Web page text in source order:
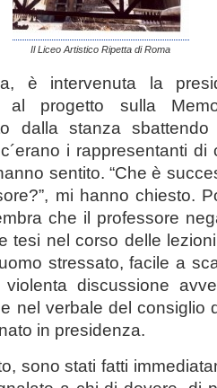
Il Liceo Artistico Ripetta di Roma
è intervenuta la
al progetto sulla
dalla stanza
i rappresentanti
sentito. “Che è
mi hanno chiesto.
che il professore
tesi nel corso delle
stressato, facile a
discussione
nel verbale del consiglio
in presidenza.
sono stati fatti